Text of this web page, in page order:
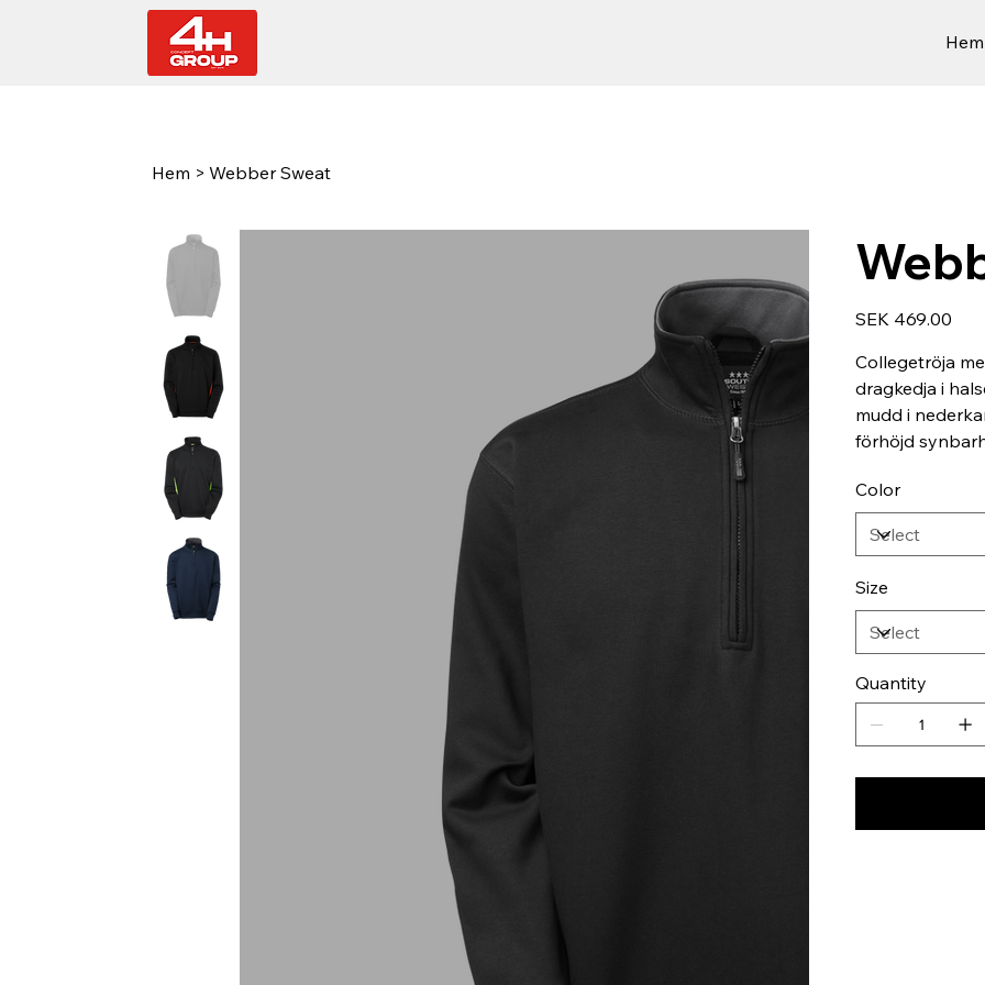
Hem
Hem > Webber Sweat
Price
SEK 469.00
Collegetröja
dragkedja i
mudd i
förhöjd
Color
Size
Quantity